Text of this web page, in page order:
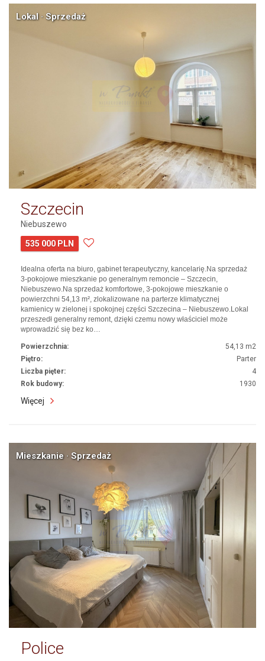
Lokal · Sprzedaż
Szczecin
Niebuszewo
535 000 PLN
Idealna oferta na biuro, gabinet terapeutyczny, kancelarię.Na sprzedaż
3-pokojowe mieszkanie po generalnym remoncie – Szczecin,
Niebuszewo.Na sprzedaż komfortowe, 3-pokojowe mieszkanie o
powierzchni 54,13 m², zlokalizowane na parterze klimatycznej
kamienicy w zielonej i spokojnej części Szczecina – Niebuszewo.Lokal
przeszedł generalny remont, dzięki czemu nowy właściciel może
wprowadzić się bez ko…
Powierzchnia:
54,13 m2
Piętro:
Parter
Liczba pięter:
4
Rok budowy:
1930
Więcej
Mieszkanie · Sprzedaż
Police